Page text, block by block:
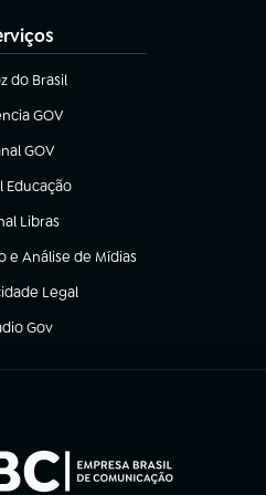
do Brasil
em nova aba)
GOV
em nova aba)
GOV
em nova aba)
Educação
nova aba)
Libras
em nova aba)
e Análise de Mídias
Legal
nova aba)
Gov
em nova aba)